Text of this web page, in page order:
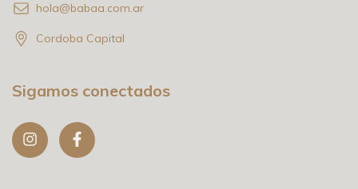
hola@babaa.com.ar
Cordoba Capital
Sigamos conectados